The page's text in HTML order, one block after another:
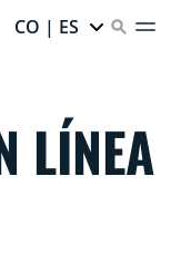
CO | ES
LÍNEA